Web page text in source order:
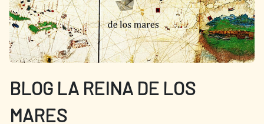
BLOG LA REINA DE LOS
MARES